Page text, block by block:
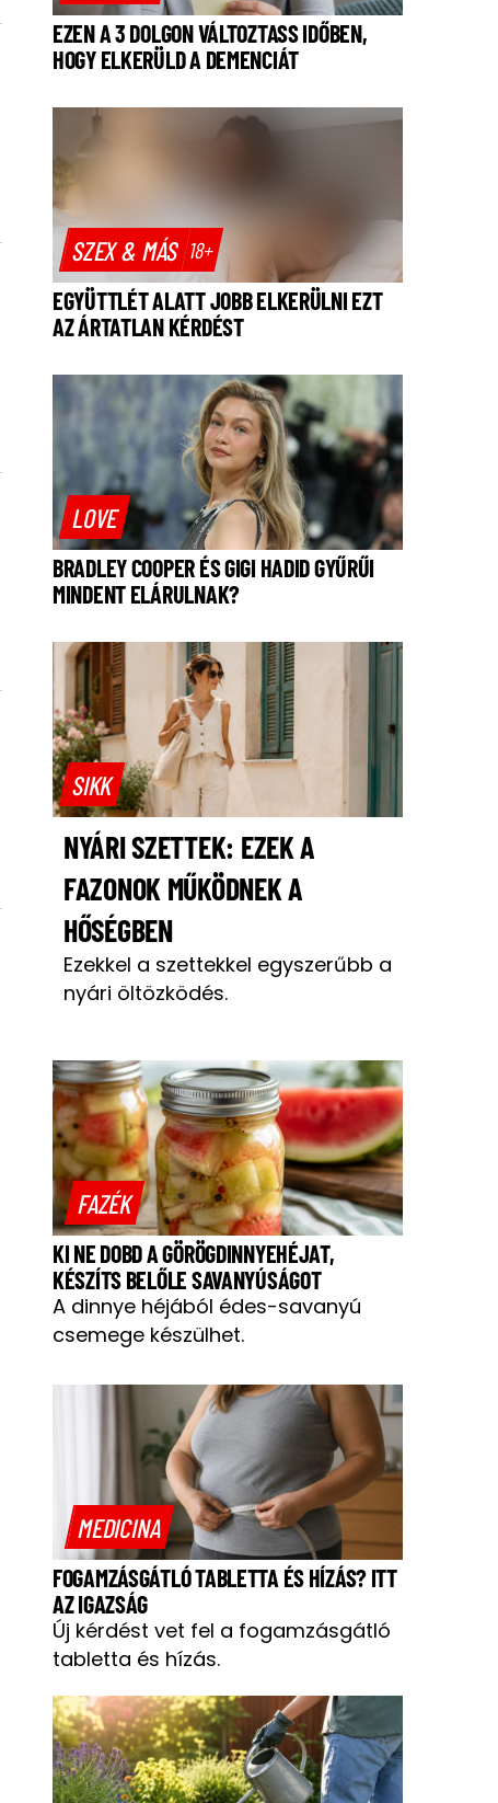
EZEN A 3 DOLGON VÁLTOZTASS IDŐBEN,
HOGY ELKERÜLD A DEMENCIÁT
SZEX & MÁS 18+
EGYÜTTLÉT ALATT JOBB ELKERÜLNI EZT
AZ ÁRTATLAN KÉRDÉST
LOVE
BRADLEY COOPER ÉS GIGI HADID GYŰRŰI
MINDENT ELÁRULNAK?
SIKK
NYÁRI SZETTEK: EZEK A
FAZONOK MŰKÖDNEK A
HŐSÉGBEN
Ezekkel a szettekkel egyszerűbb a
nyári öltözködés.
FAZÉK
KI NE DOBD A GÖRÖGDINNYEHÉJAT,
KÉSZÍTS BELŐLE SAVANYÚSÁGOT
A dinnye héjából édes-savanyú
csemege készülhet.
MEDICINA
FOGAMZÁSGÁTLÓ TABLETTA ÉS HÍZÁS? ITT
AZ IGAZSÁG
Új kérdést vet fel a fogamzásgátló
tabletta és hízás.